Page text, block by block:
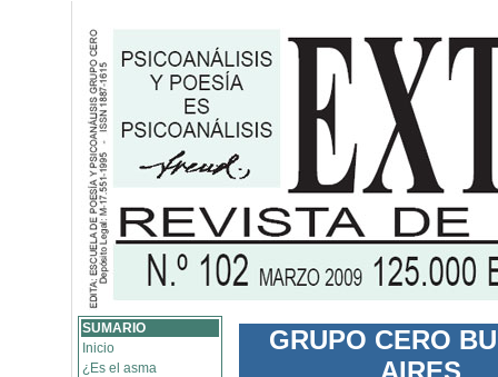
SUMARIO
Inicio
¿Es el asma
GRUPO CERO
AIRES